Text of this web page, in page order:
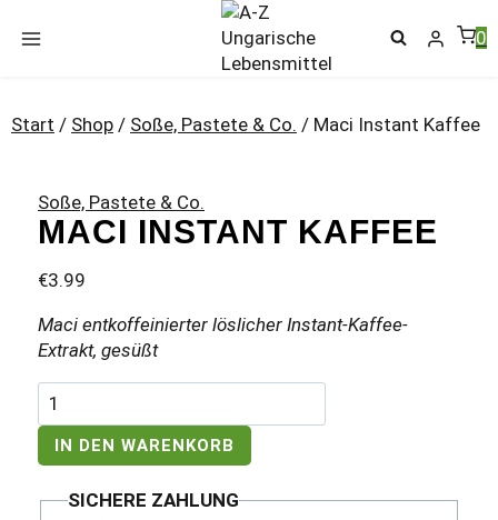
Inhalt
0
Start / Shop / Soße, Pastete & Co. / Maci Instant Kaffee
Soße, Pastete & Co.
MACI INSTANT KAFFEE
€3.99
Maci entkoffeinierter löslicher Instant-Kaffee-
Extrakt, gesüßt
Maci
Instant
Kaffee
Menge
IN DEN WARENKORB
SICHERE ZAHLUNG